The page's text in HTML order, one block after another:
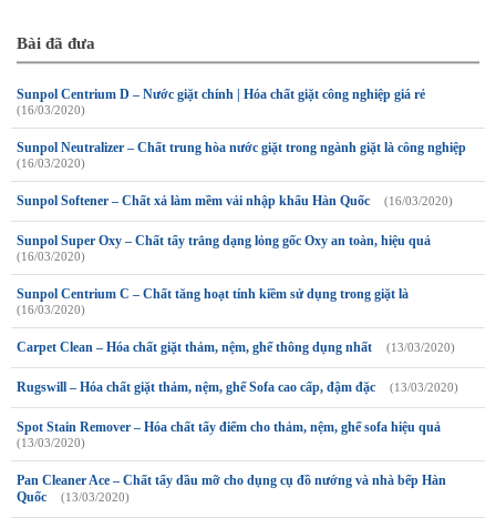
Bài đã đưa
Sunpol Centrium D – Nước giặt chính | Hóa chất giặt công nghiệp giá rẻ
(16/03/2020)
Sunpol Neutralizer – Chất trung hòa nước giặt trong ngành giặt là công nghiệp
(16/03/2020)
Sunpol Softener – Chất xả làm mềm vải nhập khẩu Hàn Quốc (16/03/2020)
Sunpol Super Oxy – Chất tẩy trắng dạng lỏng gốc Oxy an toàn, hiệu quả
(16/03/2020)
Sunpol Centrium C – Chất tăng hoạt tính kiềm sử dụng trong giặt là
(16/03/2020)
Carpet Clean – Hóa chất giặt thảm, nệm, ghế thông dụng nhất (13/03/2020)
Rugswill – Hóa chất giặt thảm, nệm, ghế Sofa cao cấp, đậm đặc (13/03/2020)
Spot Stain Remover – Hóa chất tẩy điểm cho thảm, nệm, ghế sofa hiệu quả
(13/03/2020)
Pan Cleaner Ace – Chất tẩy dầu mỡ cho dụng cụ đồ nướng và nhà bếp Hàn
Quốc
(13/03/2020)